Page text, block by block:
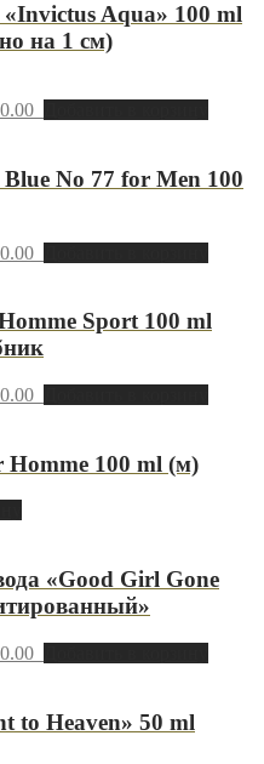
«Invictus Aqua» 100 ml
на 1 см)
No 77 for Men 100
Sport 100 ml
Homme 100 ml (м)
«Good Girl Gone
to Heaven» 50 ml